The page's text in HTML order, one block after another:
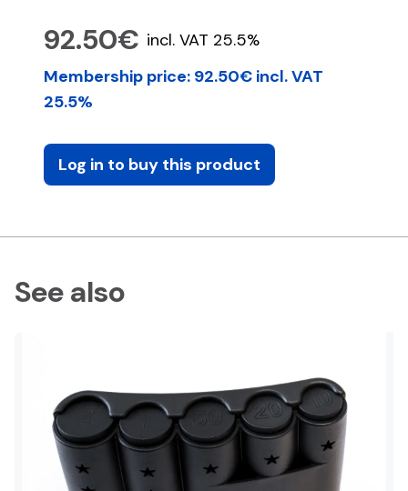
92.50€ incl. VAT 25.5%
Membership price: 92.50€ incl. VAT
25.5%
Log in to buy this product
See also